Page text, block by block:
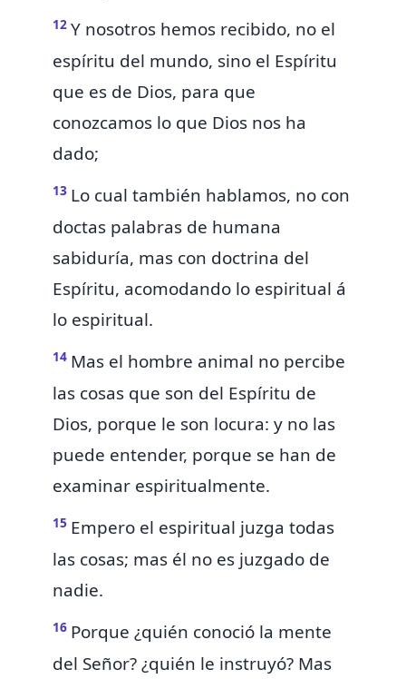
12 Y nosotros hemos recibido, no el
espíritu del mundo, sino el Espíritu
que es de Dios, para que
conozcamos lo que Dios nos ha
dado;
13 Lo cual también hablamos, no con
doctas palabras de humana
sabiduría, mas con doctrina del
Espíritu, acomodando lo espiritual á
lo espiritual.
14 Mas el hombre animal no percibe
las cosas que son del Espíritu de
Dios, porque le son locura: y no las
puede entender, porque se han de
examinar espiritualmente.
15 Empero el espiritual juzga todas
las cosas; mas él no es juzgado de
nadie.
16 Porque ¿quién conoció la mente
del Señor? ¿quién le instruyó? Mas